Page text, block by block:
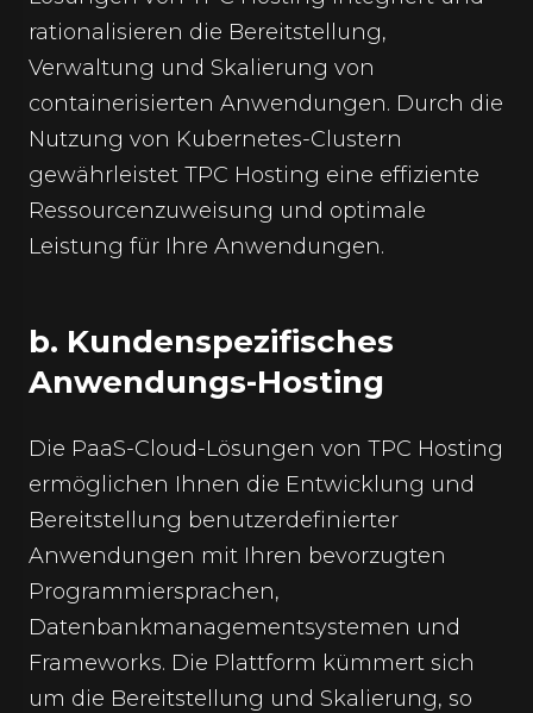
rationalisieren die Bereitstellung,
Verwaltung und Skalierung von
containerisierten Anwendungen. Durch die
Nutzung von Kubernetes-Clustern
gewährleistet TPC Hosting eine effiziente
Ressourcenzuweisung und optimale
Leistung für Ihre Anwendungen.
b. Kundenspezifisches
Anwendungs-Hosting
Die PaaS-Cloud-Lösungen von TPC Hosting
ermöglichen Ihnen die Entwicklung und
Bereitstellung benutzerdefinierter
Anwendungen mit Ihren bevorzugten
Programmiersprachen,
Datenbankmanagementsystemen und
Frameworks. Die Plattform kümmert sich
um die Bereitstellung und Skalierung, so